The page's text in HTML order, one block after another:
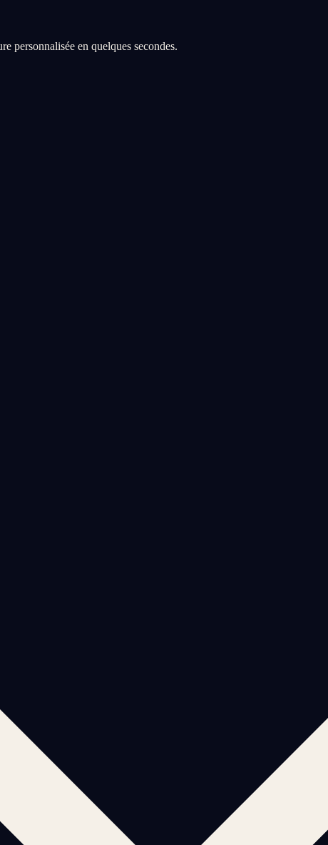
personnalisée en quelques secondes.